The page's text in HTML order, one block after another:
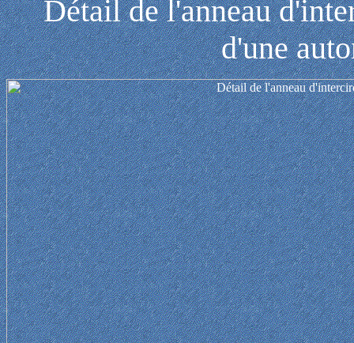
Détail de l'anneau
d'une